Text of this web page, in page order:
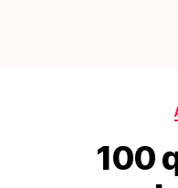
100